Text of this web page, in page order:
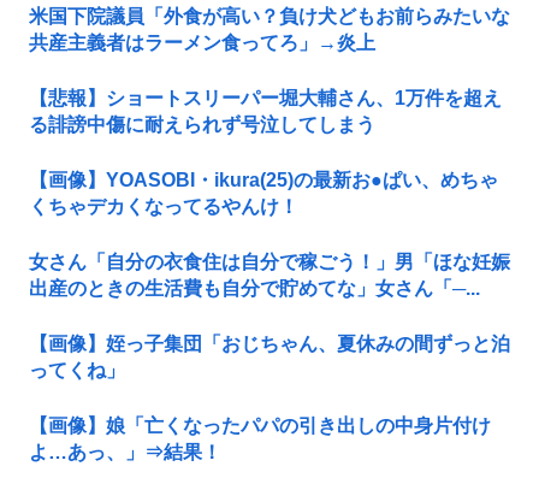
米国下院議員「外食が高い？負け犬どもお前らみたいな
共産主義者はラーメン食ってろ」→炎上
【悲報】ショートスリーパー堀大輔さん、1万件を超え
る誹謗中傷に耐えられず号泣してしまう
【画像】YOASOBI・ikura(25)の最新お●ぱい、めちゃ
くちゃデカくなってるやんけ！
女さん「自分の衣食住は自分で稼ごう！」男「ほな妊娠
出産のときの生活費も自分で貯めてな」女さん「─...
【画像】姪っ子集団「おじちゃん、夏休みの間ずっと泊
ってくね」
【画像】娘「亡くなったパパの引き出しの中身片付け
よ…あっ、」⇒結果！